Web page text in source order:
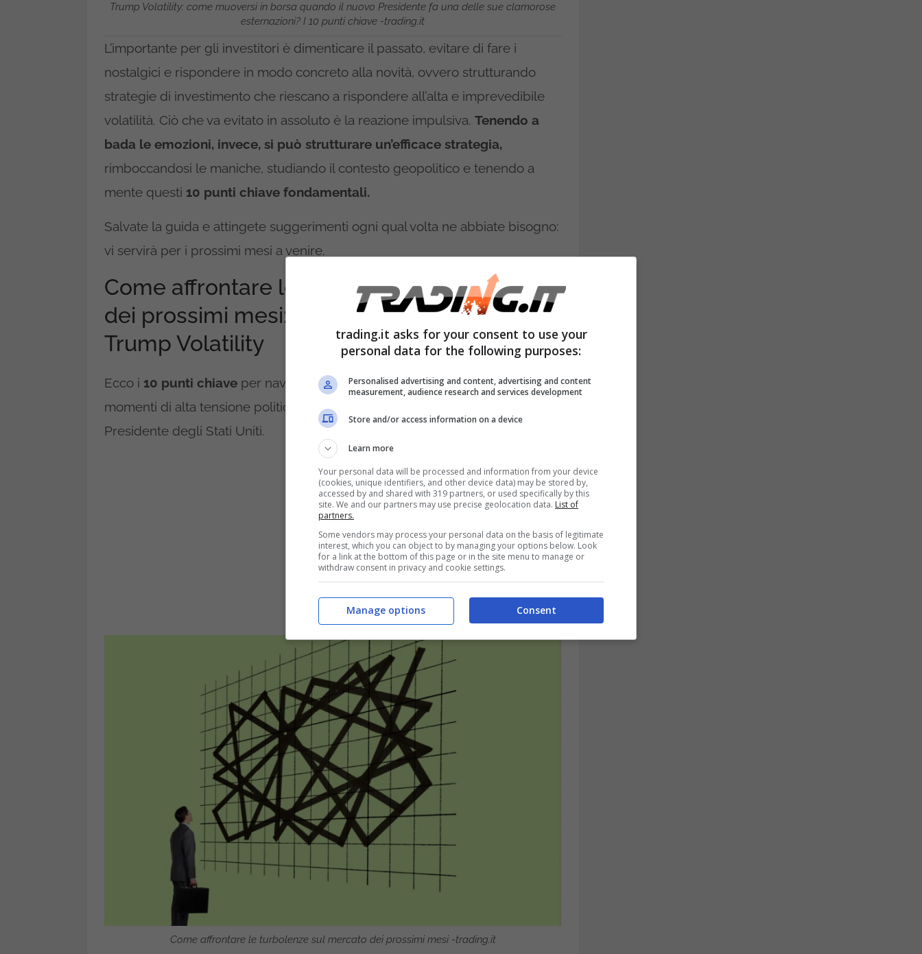
Trump Volatility: come muoversi in borsa quando il nuovo Presidente fa una delle sue clamorose
esternazioni? I 10 punti chiave -trading.it
L’importante per gli investitori è dimenticare il passato, evitare di fare i
nostalgici e rispondere in modo concreto alla novità, ovvero strutturando
strategie di investimento che riescano a rispondere all’alta e imprevedibile
volatilità. Ciò che va evitato in assoluto è la reazione impulsiva. Tenendo a
bada le emozioni, invece, si può strutturare un’efficace strategia,
rimboccandosi le maniche, studiando il contesto geopolitico e tenendo a
mente questi 10 punti chiave fondamentali.
Salvate la guida e attingete suggerimenti ogni qual volta ne abbiate bisogno:
vi servirà per i prossimi mesi a venire.
Come affrontare le turbolenze sul mercato
dei prossimi mesi: i 10 punti chiave contro la
Trump Volatility
Ecco i 10 punti chiave per navigare con successo nei mercati durante i
momenti di alta tensione politica e mediatica provocati dalle dichiarazioni del
Presidente degli Stati Uniti.
Come affrontare le turbolenze sul mercato dei prossimi mesi -trading.it
trading.it asks for your consent to use your
personal data for the following purposes:
Personalised advertising and content, advertising and content
measurement, audience research and services development
Store and/or access information on a device
Learn more
Your personal data will be processed and information from your device
(cookies, unique identifiers, and other device data) may be stored by,
accessed by and shared with 319 partners, or used specifically by this
site. We and our partners may use precise geolocation data. List of
partners.
Some vendors may process your personal data on the basis of legitimate
interest, which you can object to by managing your options below. Look
for a link at the bottom of this page or in the site menu to manage or
withdraw consent in privacy and cookie settings.
Consent
Manage options